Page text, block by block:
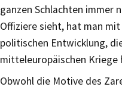
ganzen Schlachten immer
Offiziere sieht, hat man
politischen Entwicklung,
mitteleuropäischen Kriege
Obwohl die Motive des